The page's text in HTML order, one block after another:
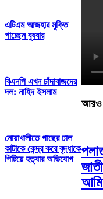
এটিএম আজহার মুক্তি
পাচ্ছেন বুধবার
বিএনপি এখন চাঁদাবাজদের
দল: নাহিদ ইসলাম
নোয়াখালীতে গাছের ঢাল
কাটাকে কেন্দ্র করে বৃদ্ধাকে
পিটিয়ে হত্যার অভিযোগ
আরও